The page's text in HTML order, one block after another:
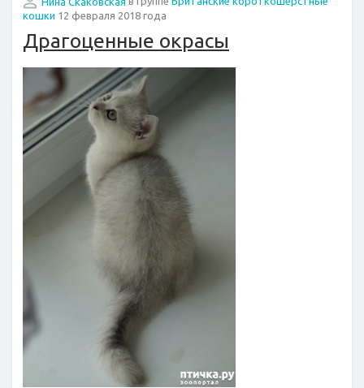
кошки 12 февраля 2018 года
Драгоценные окрасы